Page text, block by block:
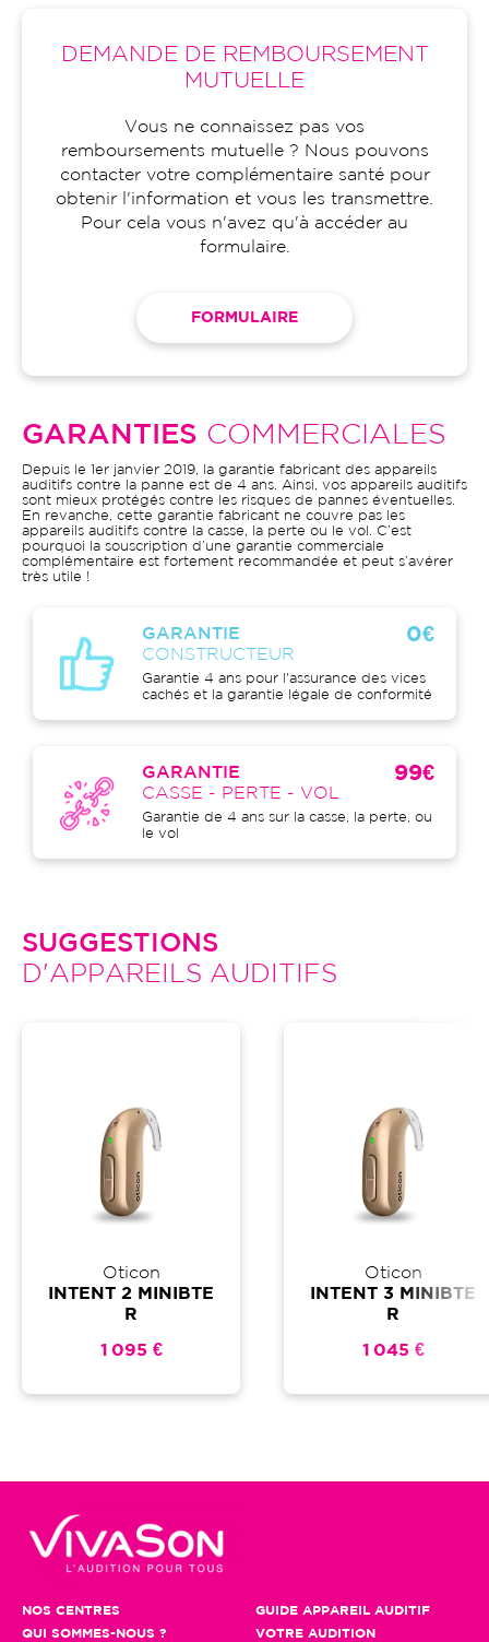
DEMANDE DE REMBOURSEMENT
MUTUELLE
Vous ne connaissez pas vos
remboursements mutuelle ? Nous pouvons
contacter votre complémentaire santé pour
obtenir l'information et vous les transmettre.
Pour cela vous n'avez qu'à accéder au
formulaire.
FORMULAIRE
GARANTIES COMMERCIALES
Depuis le 1er janvier 2019, la garantie fabricant des appareils
auditifs contre la panne est de 4 ans. Ainsi, vos appareils auditifs
sont mieux protégés contre les risques de pannes éventuelles.
En revanche, cette garantie fabricant ne couvre pas les
appareils auditifs contre la casse, la perte ou le vol. C’est
pourquoi la souscription d’une garantie commerciale
complémentaire est fortement recommandée et peut s’avérer
très utile !
GARANTIE
CONSTRUCTEUR
0€
Garantie 4 ans pour l'assurance des vices
cachés et la garantie légale de conformité
GARANTIE
CASSE - PERTE - VOL
99€
Garantie de 4 ans sur la casse, la perte, ou
le vol
SUGGESTIONS
D'APPAREILS AUDITIFS
Oticon
INTENT 2 MINIBTE
R
1 095 €
Oticon
INTENT 3 MINIBTE
R
1 045 €
NOS CENTRES
QUI SOMMES-NOUS ?
GUIDE APPAREIL AUDITIF
VOTRE AUDITION